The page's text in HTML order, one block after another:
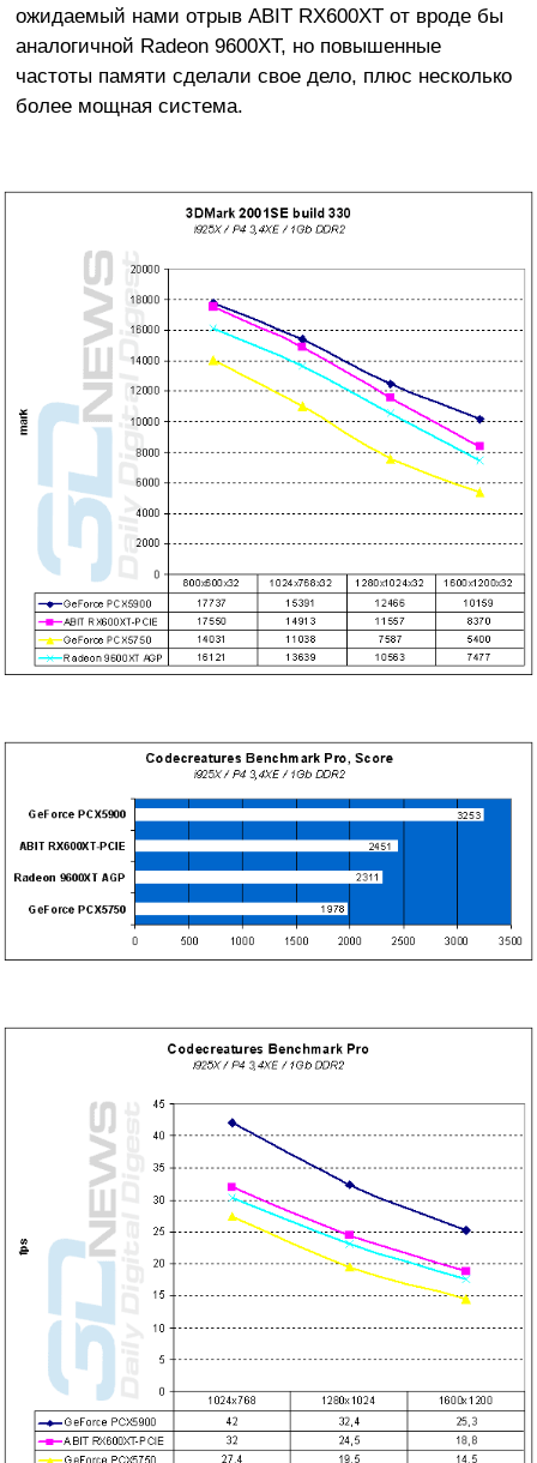
ожидаемый нами отрыв ABIT RX600XT от вроде бы
аналогичной Radeon 9600XT, но повышенные
частоты памяти сделали свое дело, плюс несколько
более мощная система.